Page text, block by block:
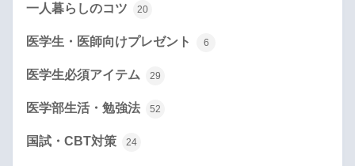
一人暮らしのコツ 20
医学生・医師向けプレゼント 6
医学生必須アイテム 29
医学部生活・勉強法 52
国試・CBT対策 24